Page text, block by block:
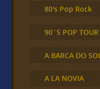
80's Pop Rock
90´S POP TOUR
A BARCA DO SOL
A LA NOVIA